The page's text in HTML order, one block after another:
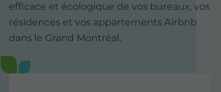
efficace et écologique de vos bureaux, vos
résidences et vos appartements Airbnb
dans le Grand Montréal.